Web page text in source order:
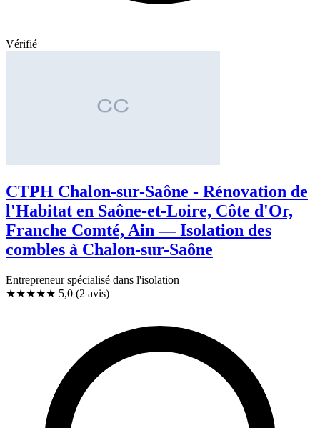
Vérifié
CTPH Chalon-sur-Saône - Rénovation de
l'Habitat en Saône-et-Loire, Côte d'Or,
Franche Comté, Ain — Isolation des
combles à Chalon-sur-Saône
Entrepreneur spécialisé dans l'isolation
★★★★★ 5,0 (2 avis)